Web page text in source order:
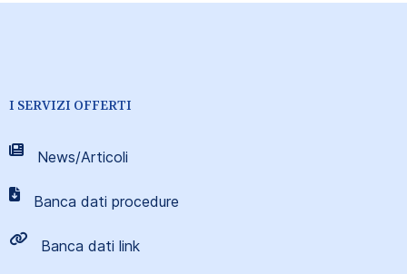
I SERVIZI OFFERTI
News/Articoli
Banca dati procedure
Banca dati link